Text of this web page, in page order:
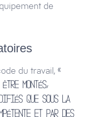
de
du travail, «
être montés,
que sous la
et par des